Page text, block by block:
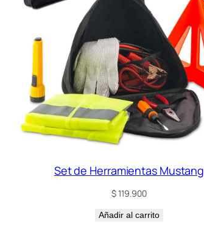
Set de Herramientas Mustang
$119.900
Añadir al carrito